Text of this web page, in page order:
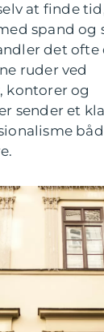
at finde
spand og
det ofte
ruder ved
kontorer og
sender et